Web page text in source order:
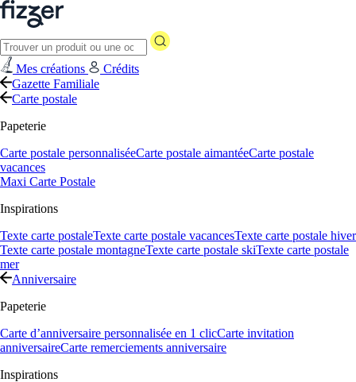
Mes créations
Crédits
Gazette Familiale
Carte postale
Papeterie
Carte postale personnaliséeCarte postale aimantéeCarte postale
vacances
Maxi Carte Postale
Inspirations
Texte carte postaleTexte carte postale vacancesTexte carte postale hiver
Texte carte postale montagneTexte carte postale skiTexte carte postale
mer
Anniversaire
Papeterie
Carte d’anniversaire personnalisée en 1 clicCarte invitation
anniversaireCarte remerciements anniversaire
Inspirations